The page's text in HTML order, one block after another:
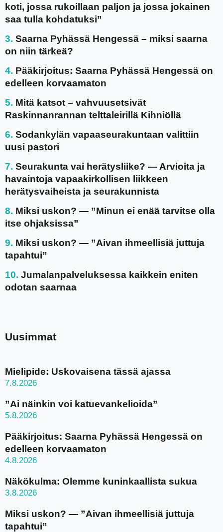
koti, jossa rukoillaan paljon ja jossa jokainen
saa tulla kohdatuksi”
Saarna Pyhässä Hengessä – miksi saarna
on niin tärkeä?
Pääkirjoitus: Saarna Pyhässä Hengessä on
edelleen korvaamaton
Mitä katsot – vahvuusetsivät
Raskinnanrannan telttaleirillä Kihniöllä
Sodankylän vapaaseurakuntaan valittiin
uusi pastori
Seurakunta vai herätysliike? — Arvioita ja
havaintoja vapaakirkollisen liikkeen
herätysvaiheista ja seurakunnista
Miksi uskon? — ”Minun ei enää tarvitse olla
itse ohjaksissa”
Miksi uskon? — ”Aivan ihmeellisiä juttuja
tapahtui”
Jumalanpalveluksessa kaikkein eniten
odotan saarnaa
Uusimmat
Mielipide: Uskovaisena tässä ajassa
7.8.2026
”Ai näinkin voi katuevankelioida”
5.8.2026
Pääkirjoitus: Saarna Pyhässä Hengessä on
edelleen korvaamaton
4.8.2026
Näkökulma: Olemme kuninkaallista sukua
3.8.2026
Miksi uskon? — ”Aivan ihmeellisiä juttuja
tapahtui”